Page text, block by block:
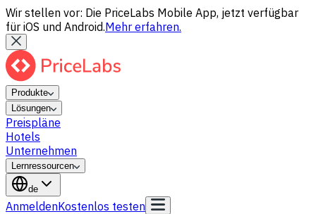
Wir stellen vor: Die PriceLabs Mobile App, jetzt verfügbar
für iOS und Android.Mehr erfahren.
Produkte
Lösungen
Preispläne
Hotels
Unternehmen
Lernressourcen
de
AnmeldenKostenlos testen